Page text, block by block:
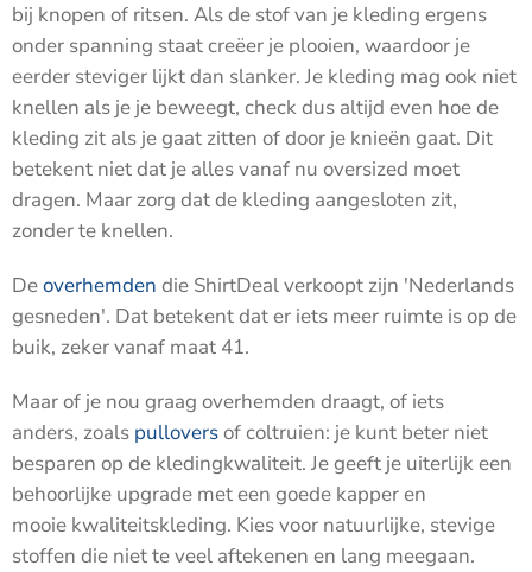
bij knopen of ritsen. Als de stof van je kleding ergens
onder spanning staat creëer je plooien, waardoor je
eerder steviger lijkt dan slanker. Je kleding mag ook niet
knellen als je je beweegt, check dus altijd even hoe de
kleding zit als je gaat zitten of door je knieën gaat. Dit
betekent niet dat je alles vanaf nu oversized moet
dragen. Maar zorg dat de kleding aangesloten zit,
zonder te knellen.
Deoverhemden die ShirtDeal verkoopt zijn 'Nederlands
gesneden'. Dat betekent dat er iets meer ruimte is op de
buik, zeker vanaf maat 41.
Maar of je nou graag overhemden draagt, of iets
anders, zoals pulloversof coltruien: je kunt beter niet
besparen op de kledingkwaliteit. Je geeft je uiterlijk een
behoorlijke upgrade met een goede kapper en
mooie kwaliteitskleding. Kies voor natuurlijke, stevige
stoffen die niet te veel aftekenen en lang meegaan.